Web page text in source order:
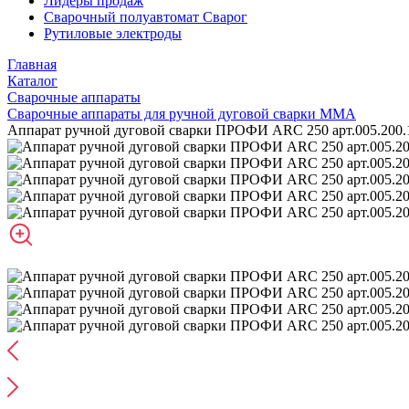
Сварочный полуавтомат Сварог
Рутиловые электроды
Главная
Каталог
Сварочные аппараты
Сварочные аппараты для ручной дуговой сварки MMA
Аппарат ручной дуговой сварки ПРОФИ ARC 250